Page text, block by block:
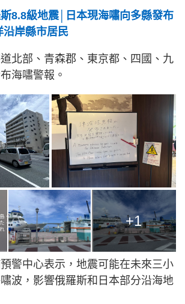
8.8級地震│日本現海嘯向多縣發布
沿岸縣市居民
北部、青森郡、東京都、四國、九
海嘯警報。
+1
警中心表示，地震可能在未來三小
波，影響俄羅斯和日本部分沿海地